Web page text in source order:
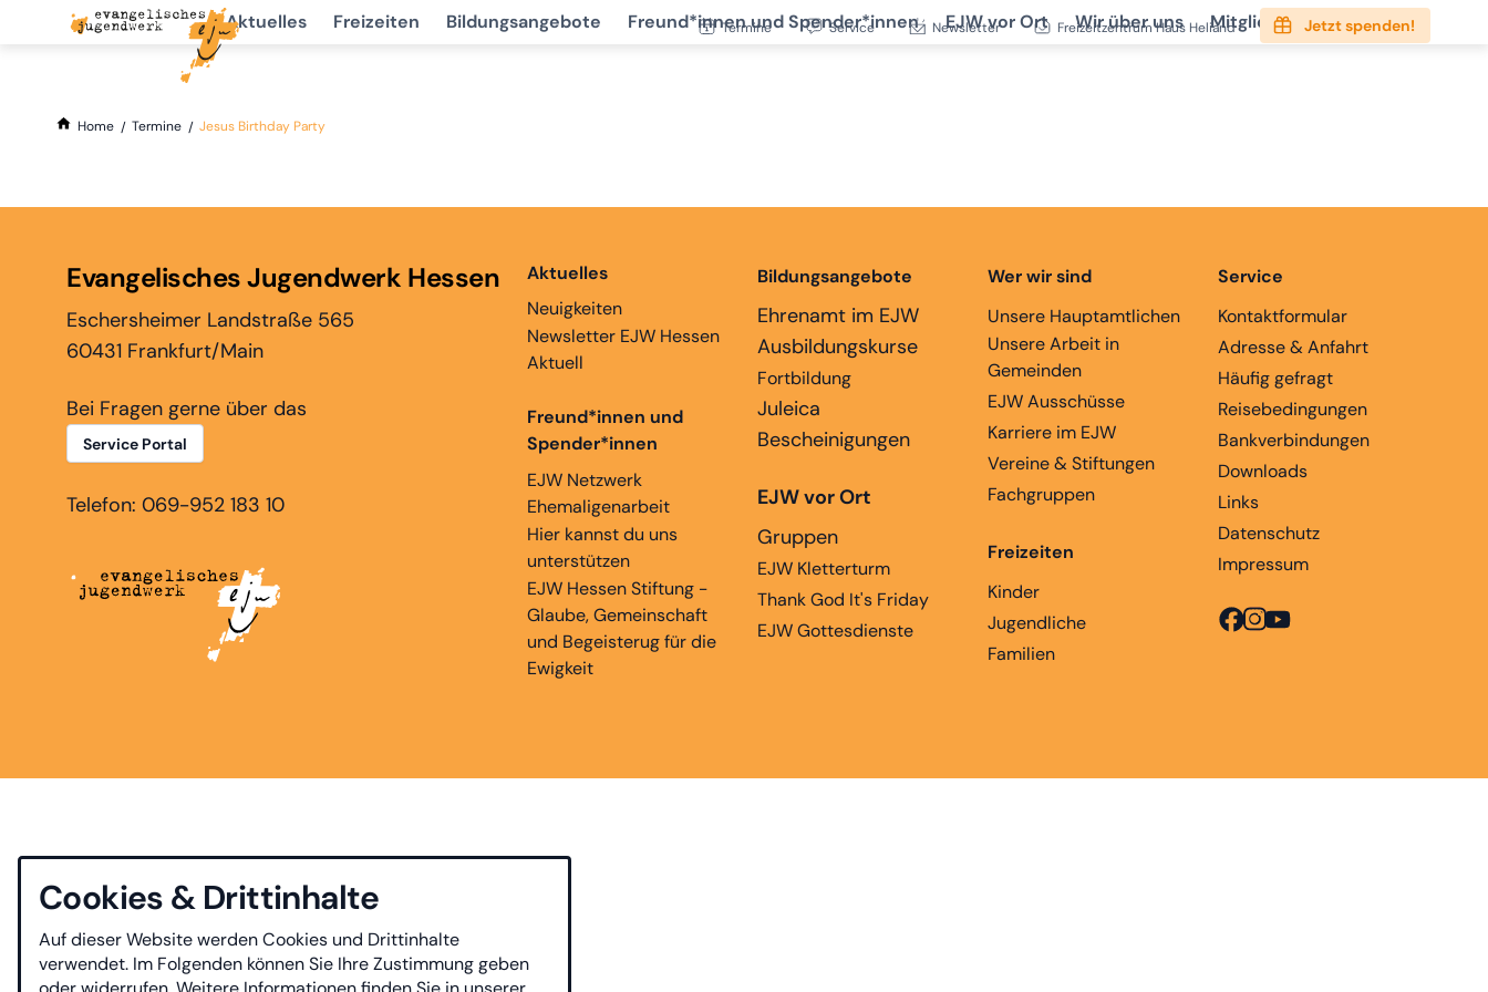
Termine Service Newsletter Freizeitzentrum Haus Heliand Jetzt spenden!
Aktuelles Freizeiten Bildungsangebote Freund*innen und Spender*innen EJW vor Ort Wir über uns Mitgliedschaft Service
Home Termine Jesus Birthday Party
Evangelisches Jugendwerk Hessen
Eschersheimer Landstraße 565
60431 Frankfurt/Main
Bei Fragen gerne über das
Service Portal
Telefon: 069-952 183 10
Aktuelles
Neuigkeiten
Newsletter EJW Hessen
Aktuell
Freund*innen und
Spender*innen
EJW Netzwerk
Ehemaligenarbeit
Hier kannst du uns
unterstützen
EJW Hessen Stiftung -
Glaube, Gemeinschaft
und Begeisterug für die
Ewigkeit
Bildungsangebote
Ehrenamt im EJW
Ausbildungskurse
Fortbildung
Juleica
Bescheinigungen
EJW vor Ort
Gruppen
EJW Kletterturm
Thank God It's Friday
EJW Gottesdienste
Wer wir sind
Unsere Hauptamtlichen
Unsere Arbeit in
Gemeinden
EJW Ausschüsse
Karriere im EJW
Vereine & Stiftungen
Fachgruppen
Freizeiten
Kinder
Jugendliche
Familien
Service
Kontaktformular
Adresse & Anfahrt
Häufig gefragt
Reisebedingungen
Bankverbindungen
Downloads
Links
Datenschutz
Impressum
Cookies & Drittinhalte
Auf dieser Website werden Cookies und Drittinhalte
verwendet. Im Folgenden können Sie Ihre Zustimmung geben